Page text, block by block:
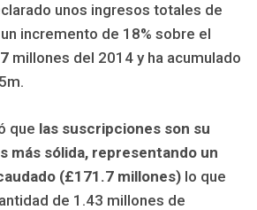
unos ingresos totales de
incremento de 18% sobre el
millones del 2014 y ha acumulado
que las suscripciones son su
más sólida, representando un
(£171.7 millones) lo que
de 1.43 millones de